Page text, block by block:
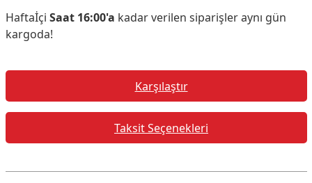
Haftaİçi Saat 16:00'a kadar verilen siparişler aynı gün
kargoda!
Karşılaştır
Taksit Seçenekleri